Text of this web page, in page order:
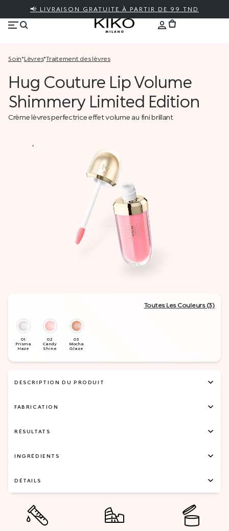
📢 LIVRAISON GRATUITE À PARTIR DE 99 TND
soin* lèvres* traitement des lèvres
Hug Couture Lip Volume
Shimmery Limited Edition
Crème lèvres perfectrice effet volume au fini brillant
Toutes Les Couleurs (3)
DESCRIPTION DU PRODUIT
FABRICATION
RÉSULTATS
INGRÉDIENTS
DÉTAILS